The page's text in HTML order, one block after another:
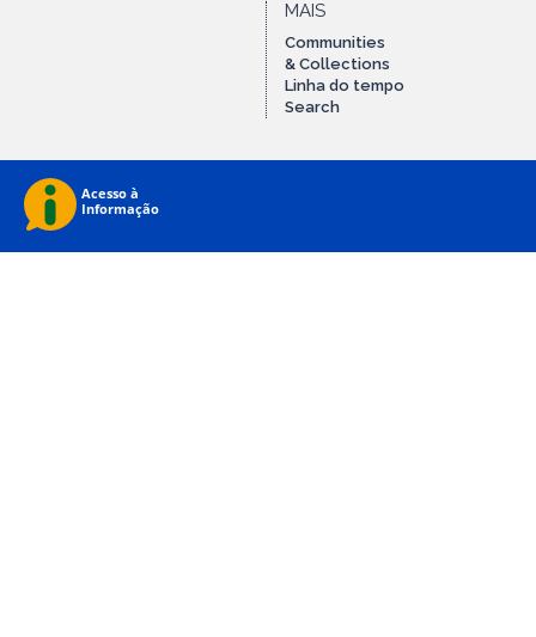
MAIS
Communities
& Collections
Linha do tempo
Search